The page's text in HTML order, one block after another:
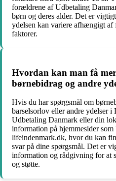
forældrene af Udbetaling
børn og deres alder. Det er
ydelsen kan variere afhængigt af
faktorer.
Hvordan kan man få
børnebidrag og andre
Hvis du har spørgsmål om
barselsorlov eller andre ydelser
Udbetaling Danmark eller din
information på hjemmesider som
lifeindenmark.dk, hvor du kan
svar på dine spørgsmål. Det er
information og rådgivning for at
og støtte.